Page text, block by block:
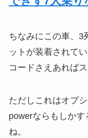
ちなみにこの車、3
ットが装着されて
コードさえあれば
ただしこれはオプ
powerならもしか
ね。